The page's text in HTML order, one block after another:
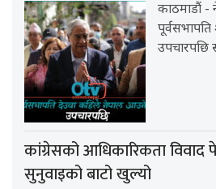
काठमाडौं -
उपचारपछि
कांग्रेसको आधिकारिकता विवाद
सुनुवाइको बाटो खुल्यो